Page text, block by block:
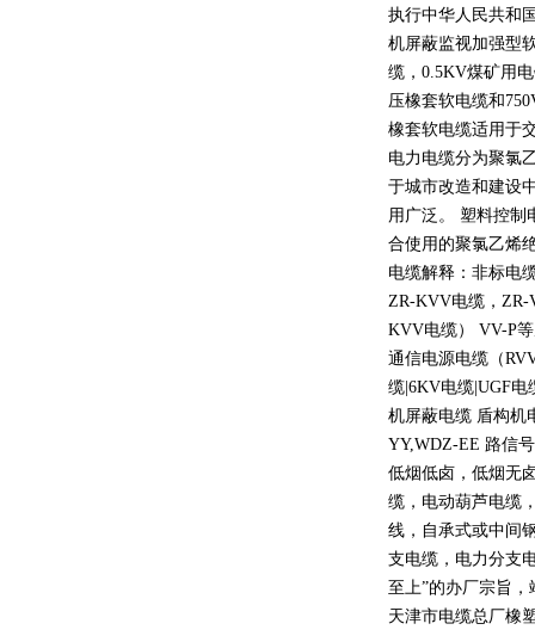
执行中华人民共和
机屏蔽监视加强型
缆， 0.5KV煤矿用
压橡套软电缆和
橡套软电缆适用于
电力电缆分为聚氯
于城市改造和建设
用广泛。 塑料控制
合使用的聚氯乙烯
电缆解释：非标电
ZR-KVV电缆， ZR-
KVV电缆） VV-P
通信电源电缆（
缆 |6KV电缆 |UGF电
机屏蔽电缆 盾构机
YY,WDZ-EE 路信
低烟低卤，低烟无
缆，电动葫芦电缆
线，自承式或中间
支电缆，电力分支
至上”的办厂宗旨，
天津市电缆总厂橡